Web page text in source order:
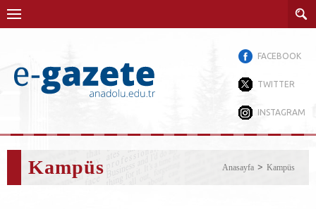
FACEBOOK
TWITTER
INSTAGRAM
Kampüs Anasayfa Kampüs